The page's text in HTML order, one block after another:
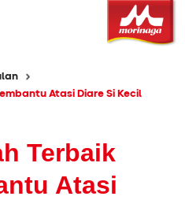
Atasi Diare Si Kecil
Terbaik
Atasi